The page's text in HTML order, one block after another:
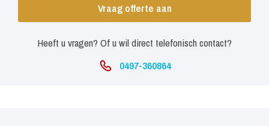
Vraag offerte aan
Heeft u vragen? Of u wil direct telefonisch contact?
0497-360864